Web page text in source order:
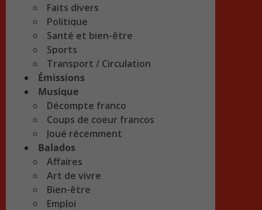
Faits divers
Politique
Santé et bien-être
Sports
Transport / Circulation
Émissions
Musique
Décompte franco
Coups de coeur francos
Joué récemment
Balados
Affaires
Art de vivre
Bien-être
Emploi